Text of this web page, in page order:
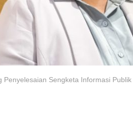
Penyelesaian Sengketa Informasi